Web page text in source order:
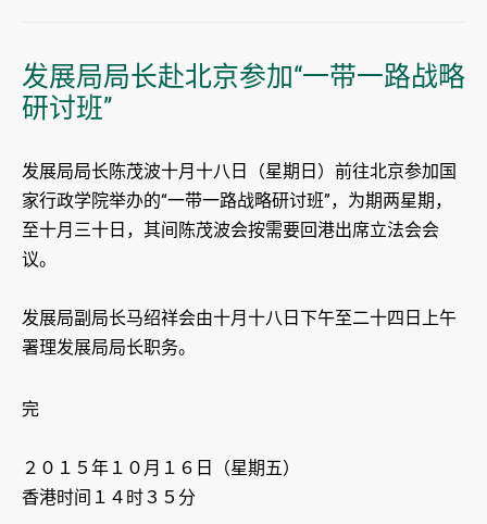
发展局局长赴北京参加“一带一路战略
研讨班”
发展局局长陈茂波十月十八日（星期日）前往北京参加国
家行政学院举办的“一带一路战略研讨班”，为期两星期，
至十月三十日，其间陈茂波会按需要回港出席立法会会
议。
发展局副局长马绍祥会由十月十八日下午至二十四日上午
署理发展局局长职务。
完
２０１５年１０月１６日（星期五）
香港时间１４时３５分